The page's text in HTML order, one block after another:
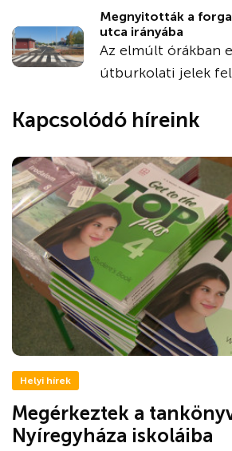
Megnyitották a
utca irányába
Az elmúlt órákban
útburkolati jelek
Kapcsolódó híreink
Helyi hírek
Megérkeztek a
Nyíregyháza iskoláiba